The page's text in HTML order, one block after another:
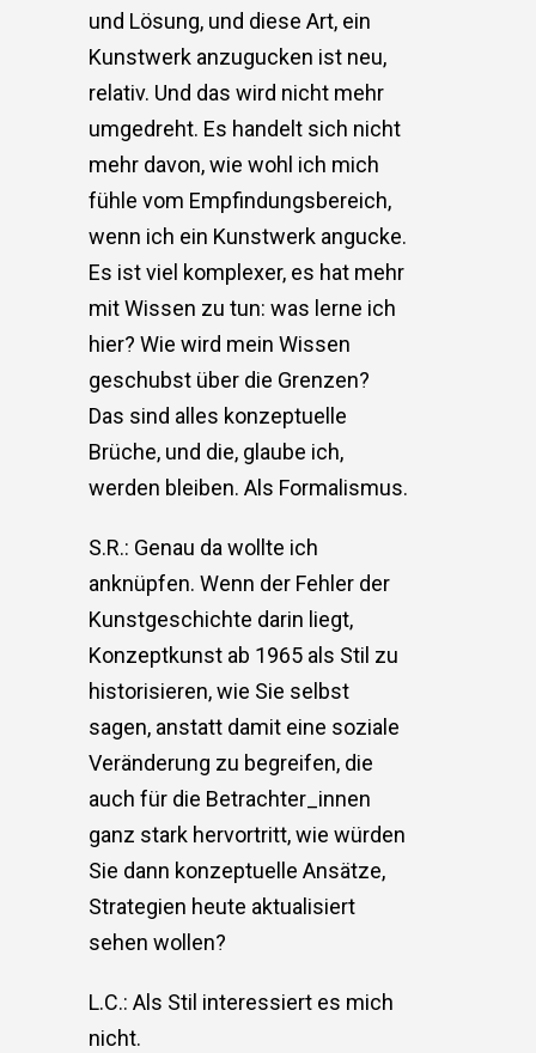
und Lösung, und diese Art, ein
Kunstwerk anzugucken ist neu,
relativ. Und das wird nicht mehr
umgedreht. Es handelt sich nicht
mehr davon, wie wohl ich mich
fühle vom Empfindungsbereich,
wenn ich ein Kunstwerk angucke.
Es ist viel komplexer, es hat mehr
mit Wissen zu tun: was lerne ich
hier? Wie wird mein Wissen
geschubst über die Grenzen?
Das sind alles konzeptuelle
Brüche, und die, glaube ich,
werden bleiben. Als Formalismus.
S.R.: Genau da wollte ich
anknüpfen. Wenn der Fehler der
Kunstgeschichte darin liegt,
Konzeptkunst ab 1965 als Stil zu
historisieren, wie Sie selbst
sagen, anstatt damit eine soziale
Veränderung zu begreifen, die
auch für die Betrachter_innen
ganz stark hervortritt, wie würden
Sie dann konzeptuelle Ansätze,
Strategien heute aktualisiert
sehen wollen?
L.C.: Als Stil interessiert es mich
nicht.